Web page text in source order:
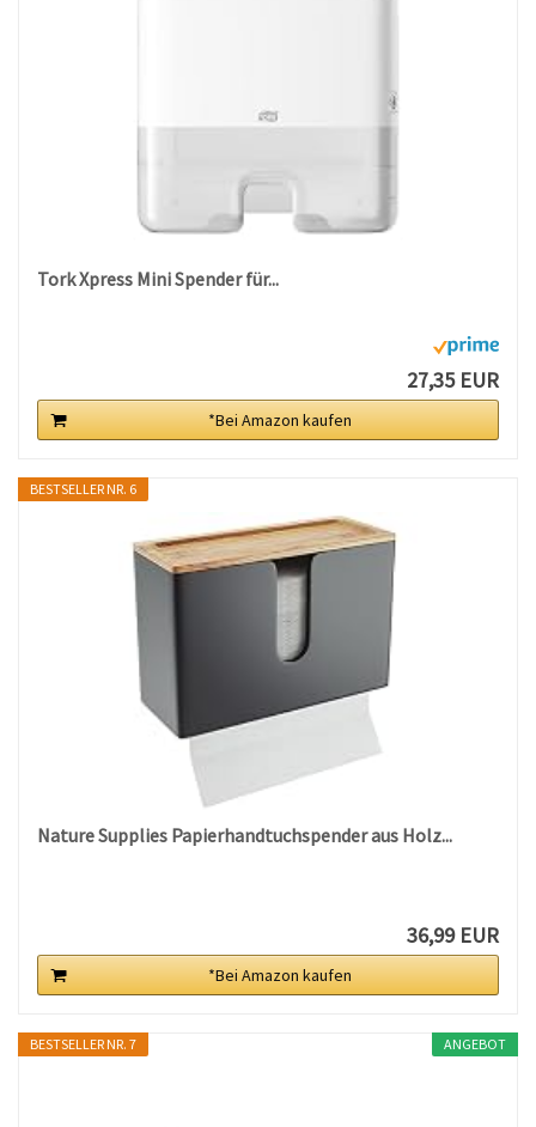
Tork Xpress Mini Spender für...
27,35 EUR
*Bei Amazon kaufen
BESTSELLER NR. 6
Nature Supplies Papierhandtuchspender aus Holz...
36,99 EUR
*Bei Amazon kaufen
ANGEBOT
BESTSELLER NR. 7